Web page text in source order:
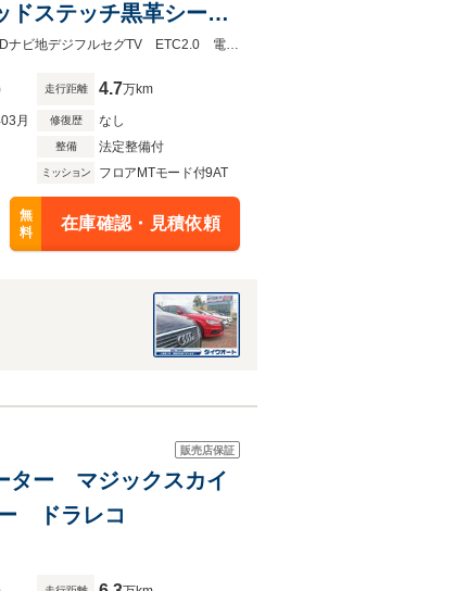
ステッチ黒革シー
ブルートゥース
マジックスカイルーフ ハーマンカードン 電動オープン レッドステッチ黒革純HDDナビ地デジフルセグTV ETC2.0 電動シート シートヒーター ベンチレーション ブルートゥース
走行距離 4.7万km
月 修復歴 なし
整備 法定整備付
ミッション フロアMTモード付9AT
無
料
在庫確認・見積依頼
販売店保証
ター マジックスカイ
ドラレコ